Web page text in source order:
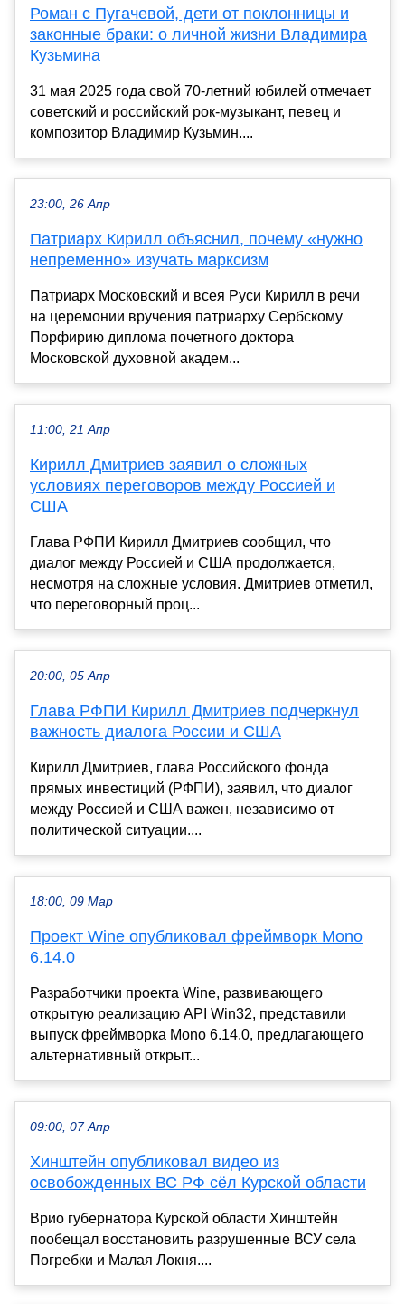
Роман с Пугачевой, дети от поклонницы и
законные браки: о личной жизни Владимира
Кузьмина
31 мая 2025 года свой 70-летний юбилей отмечает
советский и российский рок-музыкант, певец и
композитор Владимир Кузьмин....
23:00, 26 Апр
Патриарх Кирилл объяснил, почему «нужно
непременно» изучать марксизм
Патриарх Московский и всея Руси Кирилл в речи
на церемонии вручения патриарху Сербскому
Порфирию диплома почетного доктора
Московской духовной академ...
11:00, 21 Апр
Кирилл Дмитриев заявил о сложных
условиях переговоров между Россией и
США
Глава РФПИ Кирилл Дмитриев сообщил, что
диалог между Россией и США продолжается,
несмотря на сложные условия. Дмитриев отметил,
что переговорный проц...
20:00, 05 Апр
Глава РФПИ Кирилл Дмитриев подчеркнул
важность диалога России и США
Кирилл Дмитриев, глава Российского фонда
прямых инвестиций (РФПИ), заявил, что диалог
между Россией и США важен, независимо от
политической ситуации....
18:00, 09 Мар
Проект Wine опубликовал фреймворк Mono
6.14.0
Разработчики проекта Wine, развивающего
открытую реализацию API Win32, представили
выпуск фреймворка Mono 6.14.0, предлагающего
альтернативный открыт...
09:00, 07 Апр
Хинштейн опубликовал видео из
освобожденных ВС РФ сёл Курской области
Врио губернатора Курской области Хинштейн
пообещал восстановить разрушенные ВСУ села
Погребки и Малая Локня....